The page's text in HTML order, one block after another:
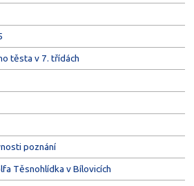
těsta v 7. třídách
poznání
Těsnohlídka v Bílovicích